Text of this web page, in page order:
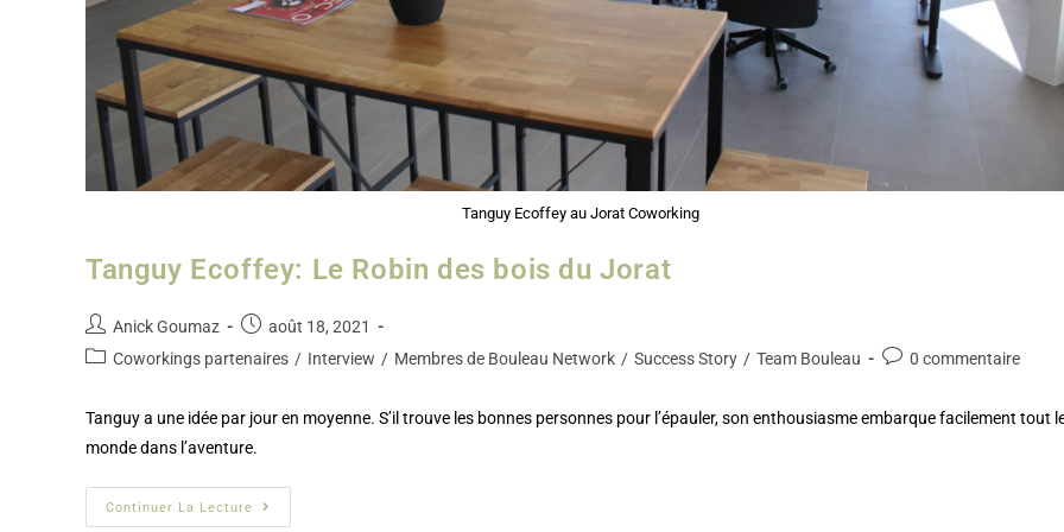
Tanguy Ecoffey au Jorat Coworking
Tanguy Ecoffey: Le Robin des bois du Jorat
Anick Goumaz
août 18, 2021
Coworkings partenaires / Interview / Membres de Bouleau Network / Success Story / Team Bouleau 0 commentaire
Tanguy a une idée par jour en moyenne. S’il trouve les bonnes personnes pour l’épauler, son enthousiasme embarque facilement tout
monde dans l’aventure.
Continuer La Lecture